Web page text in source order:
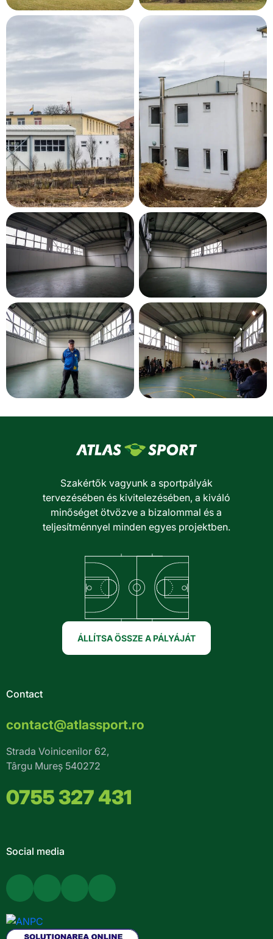
Szakértők vagyunk a sportpályák
tervezésében és kivitelezésében, a kiváló
minőséget ötvözve a bizalommal és a
teljesítménnyel minden egyes projektben.
ÁLLÍTSA ÖSSZE A PÁLYÁJÁT
Contact
contact@atlassport.ro
Strada Voinicenilor 62,
Târgu Mureș 540272
0755 327 431
Social media